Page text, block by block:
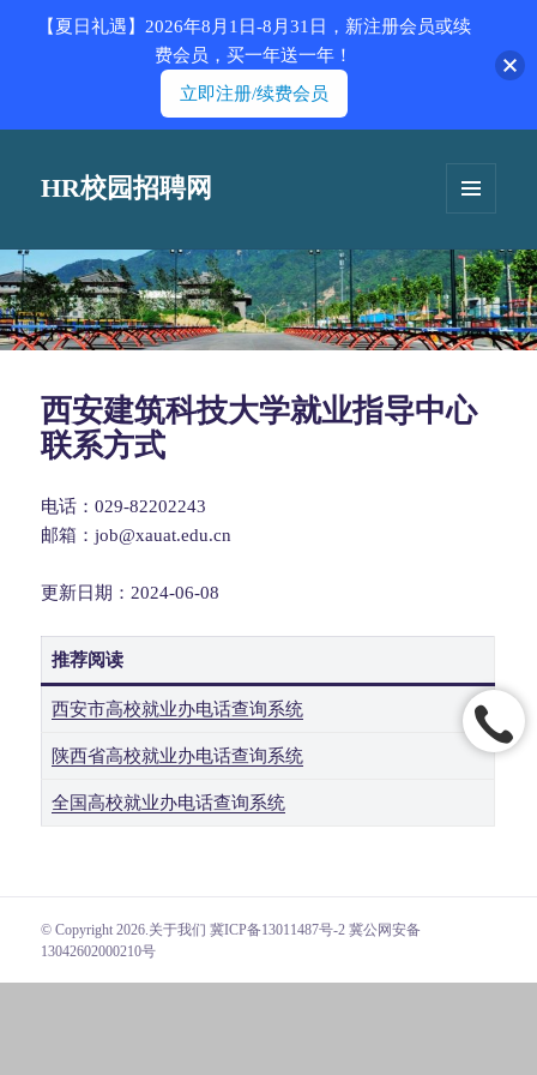
HR校园招聘网
西安建筑科技大学就业指导中心
联系方式
电话：029-82202243
邮箱：job@xauat.edu.cn
更新日期：2024-06-08
推荐阅读
西安市高校就业办电话查询系统
陕西省高校就业办电话查询系统
全国高校就业办电话查询系统
© Copyright 2026. 关于我们 冀ICP备13011487号-2 冀公网安备
13042602000210号
【夏日礼遇】2026年8月1日-8月31日，新注册会员或续
费会员，买一年送一年！
立即注册/续费会员